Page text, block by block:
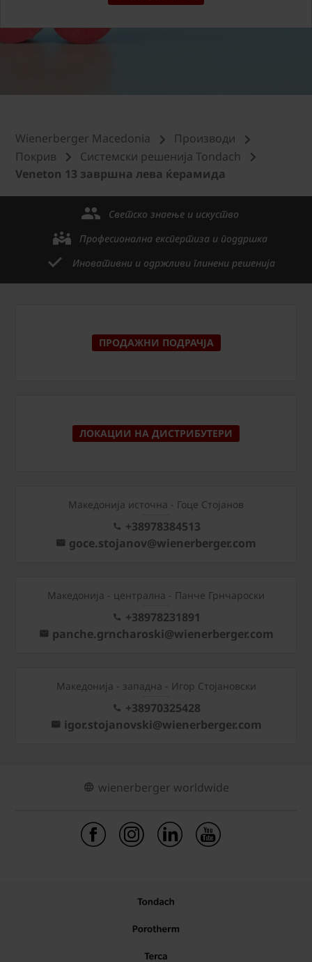
Wienerberger Macedonia
Производи
Покрив
Системски решенија Tondach
Veneton 13 завршна лева ќерамида
Светско знаење и искуство
Професионална експертиза и поддршка
Иновативни и одржливи глинени решенија
ПРОДАЖНИ ПОДРАЧЈА
ЛОКАЦИИ НА ДИСТРИБУТЕРИ
Македонија источна - Гоце Стојанов
+38978384513
goce.stojanov@wienerberger.com
Mакедонија - централна - Панче Грнчароски
+38978231891
panche.grncharoski@wienerberger.com
Mакедонија - западна - Игор Стојановски
+38970325428
igor.stojanovski@wienerberger.com
wienerberger worldwide